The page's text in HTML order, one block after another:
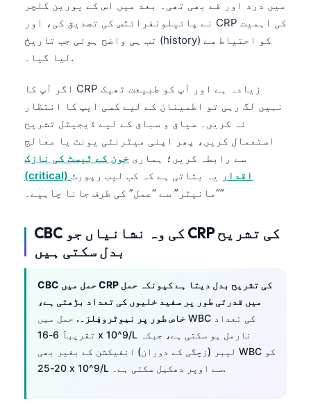
میں درد اور قے بھی تھی۔ بعد میں اس کے یورین کلچر
نے پائیلونفرائٹس کی تصدیق کی، اور CRP کی اہمیت
تب ہی واضح ہوئی جب تاریخ (history) کو احتیاط سے
لیا گیا۔.
اگر آپ کا CRP زیادہ ہے اور آپ کو طبیعت ٹھیک
نہیں لگ رہی تو اطمینان کے لیے کسی ایپ کا انتظار
نہ کریں۔ سیاق و سباق کے لیے ڈیجیٹل تشریح
استعمال کریں، پھر اپنی میٹرنٹی یونٹ یا معالج
سے رابطہ کریں؛ ہماری خون کے ٹیسٹ کی نازک
(critical) اقدار
یہ بتاتی ہے کہ کب لیب رپورٹ
“مانیٹر” سے “عمل” کی طرف جانا چاہیے۔”
CBC کی وہ نشانیاں جو CRP کی تشریح
بدل سکتی ہیں
CBC حمل میں CRP کی تشریح بدل دیتا ہے کیونکہ حمل
میں قدرتی طور پر سفید خلیوں کی تعداد بڑھتی ہے،
خاص طور پر نیوٹروفِلز۔. حمل میں WBC کی تعداد
تقریباً 6-16 x 10^9/L نارمل ہو سکتی ہے، جبکہ
لیبر (زچگی کے دوران) انفیکشن کے بغیر بھی WBC کو
20-25 x 10^9/L سے اوپر دھکیل سکتی ہے۔.
ไทย
ဗမာစာ
ភាសាខ្មែរ
Kiswahili
አማርኛ
Українська
Català
Қазақ тілі
Suomi
Hrvatski
Slovenčina
پښتو
සිංහල